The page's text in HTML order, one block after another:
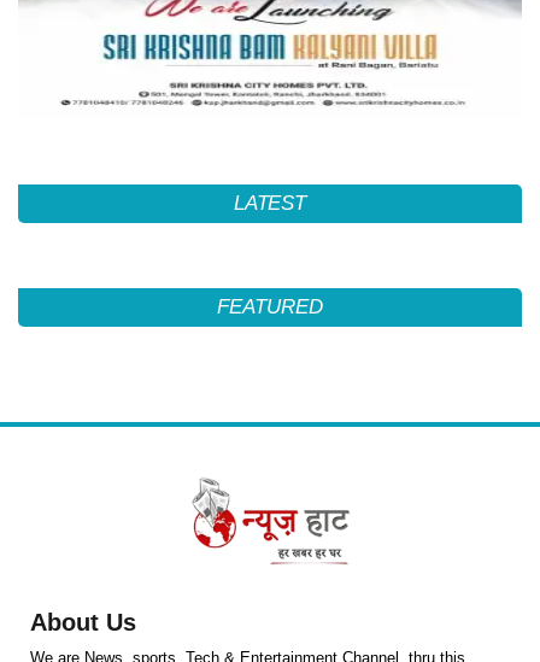
LATEST
FEATURED
About Us
We are News ,sports ,Tech & Entertainment Channel ,thru this